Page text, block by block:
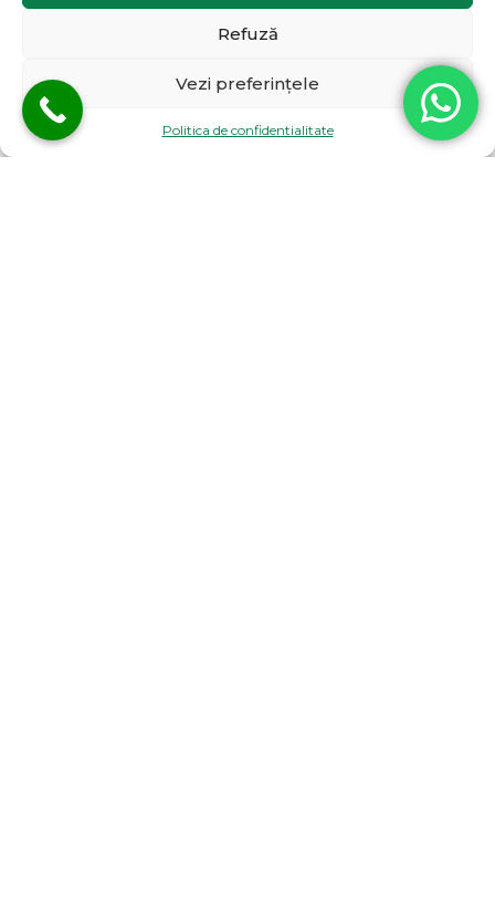
Refuză
Vezi preferințele
Politica de confidentialitate